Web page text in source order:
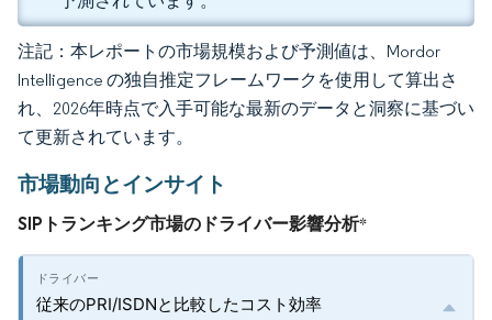
注記：本レポートの市場規模および予測値は、Mordor
Intelligence の独自推定フレームワークを使用して算出さ
れ、2026年時点で入手可能な最新のデータと洞察に基づい
て更新されています。
市場動向とインサイト
SIPトランキング市場のドライバー影響分析*
従来のPRI/ISDNと比較したコスト効率